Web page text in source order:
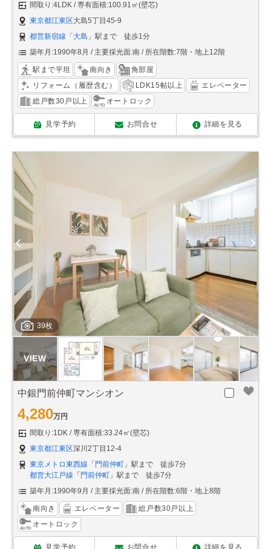
間取り:4LDK
専有面積:100.91㎡(壁芯)
東京都江東区大島5丁目45-9
都営新宿線 「 大島 」駅まで 徒歩1分
築年月:1990年8月
主要採光面:南 所在階数:7階・地上12階
駅まで平坦 南向き
角部屋
リフォーム（履歴含む）
LDK15帖以上
エレベーター
総戸数30戸以上
オートロック
見学予約 お問合せ 詳細を見る
39枚
中銀門前仲町マンシオン
4,280万円
間取り:1DK
専有面積:33.24㎡(壁芯)
東京都江東区深川2丁目12-4
東京メトロ東西線 「門前仲町 」駅まで 徒歩7分
都営大江戸線 「門前仲町 」駅まで 徒歩7分
築年月:1990年9月
主要採光面:南 所在階数:6階・地上8階
南向き エレベーター
総戸数30戸以上
オートロック
見学予約 お問合せ 詳細を見る